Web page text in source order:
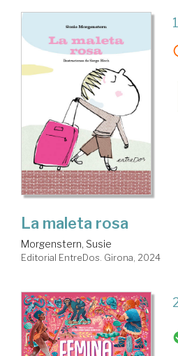
La maleta rosa
Morgenstern, Susie
Editorial EntreDos. Girona, 2024